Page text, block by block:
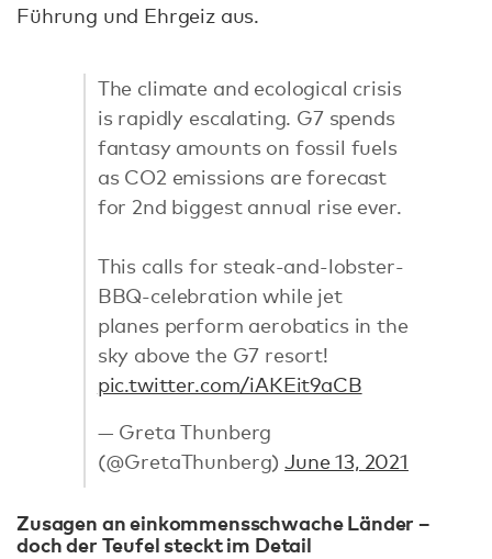
Führung und Ehrgeiz aus.
The climate and ecological crisis
is rapidly escalating. G7 spends
fantasy amounts on fossil fuels
as CO2 emissions are forecast
for 2nd biggest annual rise ever.
This calls for steak-and-lobster-
BBQ-celebration while jet
planes perform aerobatics in the
sky above the G7 resort!
pic.twitter.com/iAKEit9aCB
— Greta Thunberg
(@GretaThunberg)June 13, 2021
Zusagen an einkommensschwache Länder –
doch der Teufel steckt im Detail